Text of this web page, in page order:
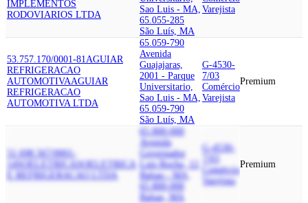
IMPLEMENTOS
RODOVIARIOS LTDA
Sao Luis - MA,
65.055-285
São Luís, MA
Varejista
53.757.170/0001-81 AGUIAR
REFRIGERACAO
AUTOMOTIVAAGUIAR
REFRIGERACAO
AUTOMOTIVA LTDA
65.059-790
Avenida
Guajajaras,
2001 - Parque
Universitario,
Sao Luis - MA,
65.059-790
São Luís, MA
G-4530-
7/03
Comércio
Varejista
Premium
51.698.567/0001-
14 SOELETRICASOELETRICA
E REFRIGERACAO LTDA
65.800-000
Avenida
Governador
Luis Rocha, 12,
Balsas - MA,
65.800-000
Balsas, MA
G-4530-
Comércio
Varejista
Premium